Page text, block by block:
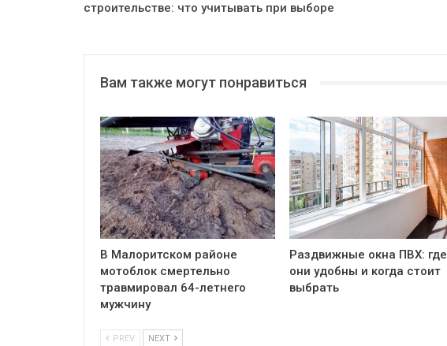
строительстве: что учитывать при выборе
Вам также могут понравиться
В Малоритском районе
мотоблок смертельно
травмировал 64-летнего
мужчину
Раздвижные окна ПВХ: где
они удобны и когда стоит
выбрать
PREV NEXT